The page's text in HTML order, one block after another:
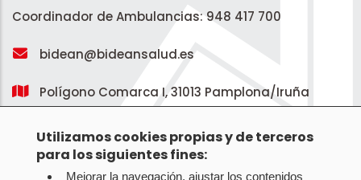
Coordinador de Ambulancias: 948 417 700
bidean@bideansalud.es
Polígono Comarca I, 31013 Pamplona/Iruña
Canal de Información
Utilizamos cookies propias y de terceros
para los siguientes fines:
Mejorar la navegación, ajustar los contenidos